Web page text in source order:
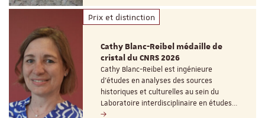
Prix et distinction
Cathy Blanc-Reibel médaille de
cristal du CNRS 2026
Cathy Blanc-Reibel est ingénieure
d’études en analyses des sources
historiques et culturelles au sein du
Laboratoire interdisciplinaire en études…